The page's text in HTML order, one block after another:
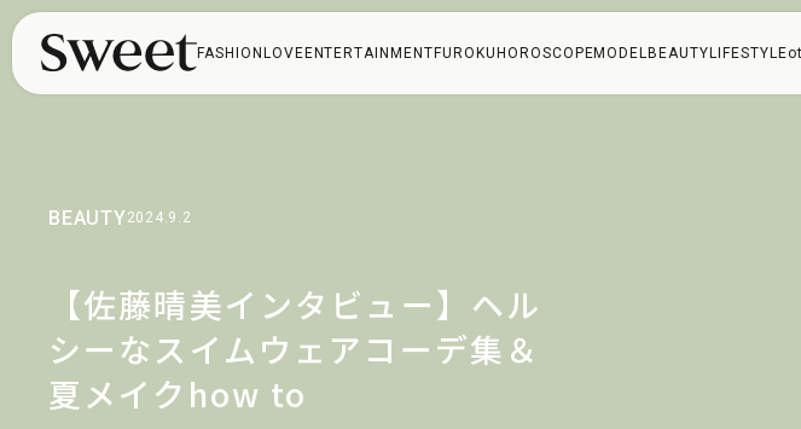
FASHION LOVE ENTERTAINMENT FUROKU HOROSCOPEMODEL BEAUTY LIFESTYLE
BEAUTY2024.9.2
【佐藤晴美インタビュー】ヘル
シーなスイムウェアコーデ集＆
夏メイクhow to